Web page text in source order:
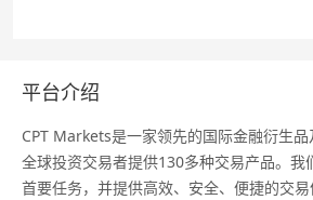
平台介绍
CPT Markets是一家领先的国际金融衍生
全球投资交易者提供130多种交易产品。我
首要任务，并提供高效、安全、便捷的交